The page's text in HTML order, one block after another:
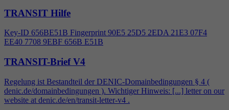
TRANSIT Hilfe
Key-ID 656BE51B Fingerprint 90E5 25D5 2EDA 21E3 07F4
EE40 7708 9EBF 656B E51B
TRANSIT-Brief V4
Regelung ist Bestandteil der DENIC-Domainbedingungen § 4 (
denic.de/domainbedingungen ). Wichtiger Hinweis: [...] letter on our
website at denic.de/en/transit-letter-v4 .